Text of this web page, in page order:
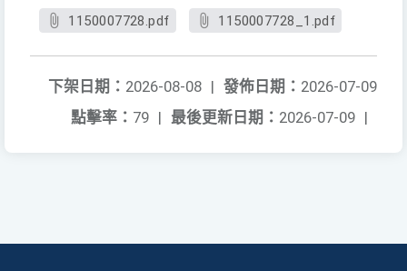
1150007728.pdf 1150007728_1.pdf
發佈日期： 2026-07-09
下架日期： 2026-08-08 |
最後更新日期： 2026-07-09 |
點擊率： 79 |